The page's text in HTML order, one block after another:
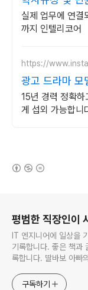
실제 업무에 연결
까지 인텔리코어
https://
광고 드라마 모
15년 경력 정확하
게 섭외 가능합니
평범한 직장인이
IT 엔지니어에 일상을
기록합니다. 좋은 책과 글을 기록합니다. 쉬운 금융 정보를 기
록합니다. 딸바
구독하기